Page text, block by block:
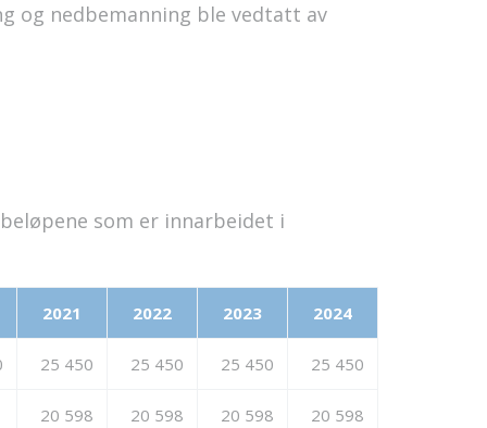
og nedbemanning ble vedtatt av
som er innarbeidet i
2021 2022 2023 2024
25 450 25 450 25 450 25 450
20 598 20 598 20 598 20 598